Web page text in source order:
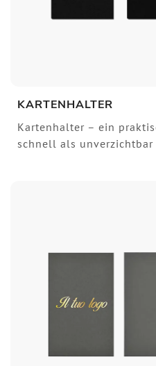
KARTENHALTER
Kartenhalter – ein
schnell als unverzichtbar